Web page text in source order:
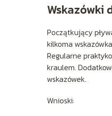
Wskazówki
Początkujący
kilkoma
Regularne
kraulem.
wskazówek.
Wnioski: